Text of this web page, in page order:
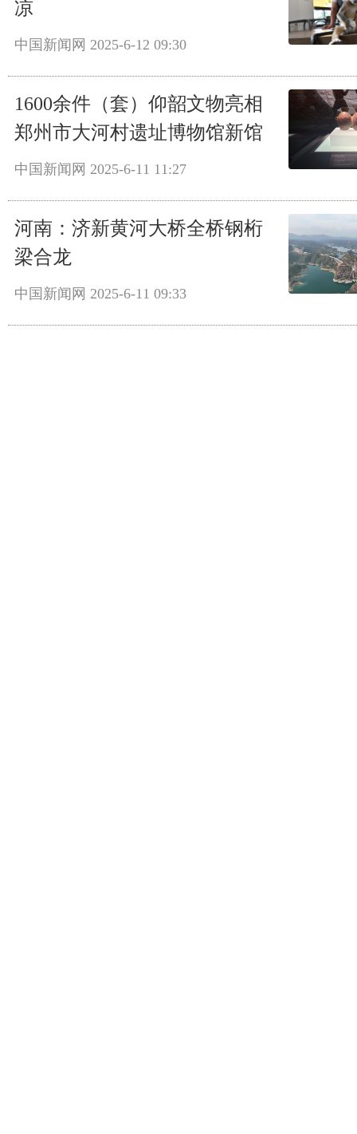
凉
中国新闻网 2025-6-12 09:30
1600余件（套）仰韶文物亮相
郑州市大河村遗址博物馆新馆
中国新闻网 2025-6-11 11:27
河南：济新黄河大桥全桥钢桁
梁合龙
中国新闻网 2025-6-11 09:33